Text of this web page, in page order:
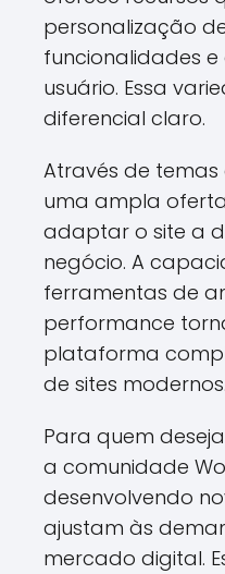
personalização
funcionalidades
usuário. Essa
diferencial claro.
Através de temas
uma ampla
adaptar o site a
negócio. A
ferramentas de
performance
plataforma
de sites modernos.
Para quem
a comunidade
desenvolvendo
ajustam às
mercado digital.